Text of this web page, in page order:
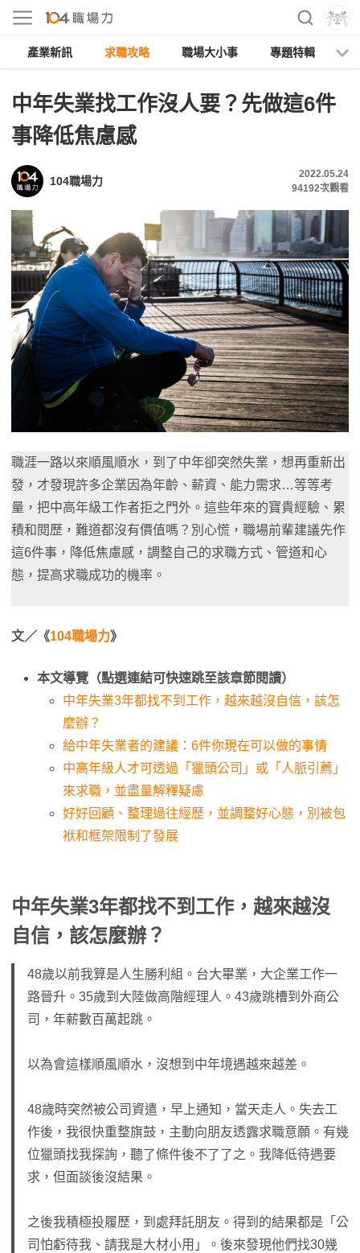
產業新訊 求職攻略 職場大小事 專題特輯
中年失業找工作沒人要？先做這6件
事降低焦慮感
104職場力
2022.05.24
94192次觀看
職涯一路以來順風順水，到了中年卻突然失業，想再重新出
發，才發現許多企業因為年齡、薪資、能力需求…等等考
量，把中高年級工作者拒之門外。這些年來的寶貴經驗、累
積和閱歷，難道都沒有價值嗎？別心慌，職場前輩建議先作
這6件事，降低焦慮感，調整自己的求職方式、管道和心
態，提高求職成功的機率。
文／《104職場力》
本文導覽（點選連結可快速跳至該章節閱讀）
中年失業3年都找不到工作，越來越沒自信，該怎
麼辦？
給中年失業者的建議：6件你現在可以做的事情
中高年級人才可透過「獵頭公司」或「人脈引薦」
來求職，並盡量解釋疑慮
好好回顧、整理過往經歷，並調整好心態，別被包
袱和框架限制了發展
中年失業3年都找不到工作，越來越沒
自信，該怎麼辦？
48歲以前我算是人生勝利組。台大畢業，大企業工作一
路晉升。35歲到大陸做高階經理人。43歲跳槽到外商公
司，年薪數百萬起跳。
以為會這樣順風順水，沒想到中年境遇越來越差。
48歲時突然被公司資遣，早上通知，當天走人。失去工
作後，我很快重整旗鼓，主動向朋友透露求職意願。有幾
位獵頭找我探詢，聽了條件後不了了之。我降低待遇要
求，但面談後沒結果。
之後我積極投履歷，到處拜託朋友。得到的結果都是「公
司怕虧待我、請我是大材小用」。後來發現他們找30幾